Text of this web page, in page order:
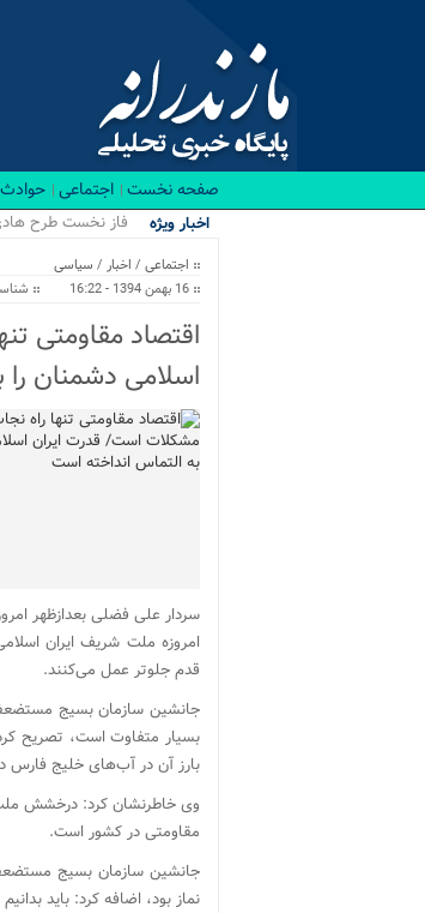
صفحه نخست اجتماعی حوادث
اخبار ویژه رقابت .
اجتماعی / اخبار / سیاسی
16 بهمن 1394 - 16:22
شناسه
اقتصاد مقاومتی
اسلامی دشمنان
سردار علی فضلی بعدازظهر
امروزه ملت شریف ایران
قدم جلوتر عمل می‌کنند.
جانشین سازمان بسیج
بسیار متفاوت است، تصریح
بارز آن در آب‌های خلیج فارس
وی خاطرنشان کرد: درخشش ملت
مقاومتی در کشور است.
جانشین سازمان بسیج
نماز بود، اضافه کرد: باید